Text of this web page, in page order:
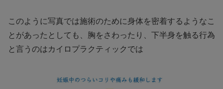
このように写真では施術のために身体を密着するようなこ
とがあったとしても、胸をさわったり、下半身を触る行為
と言うのはカイロプラクティックでは